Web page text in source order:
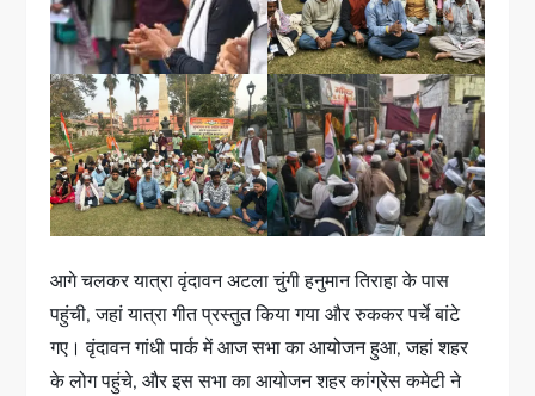
आगे चलकर यात्रा वृंदावन अटला चुंगी हनुमान तिराहा के पास
पहुंची, जहां यात्रा गीत प्रस्तुत किया गया और रुककर पर्चे बांटे
गए। वृंदावन गांधी पार्क में आज सभा का आयोजन हुआ, जहां शहर
के लोग पहुंचे, और इस सभा का आयोजन शहर कांग्रेस कमेटी ने